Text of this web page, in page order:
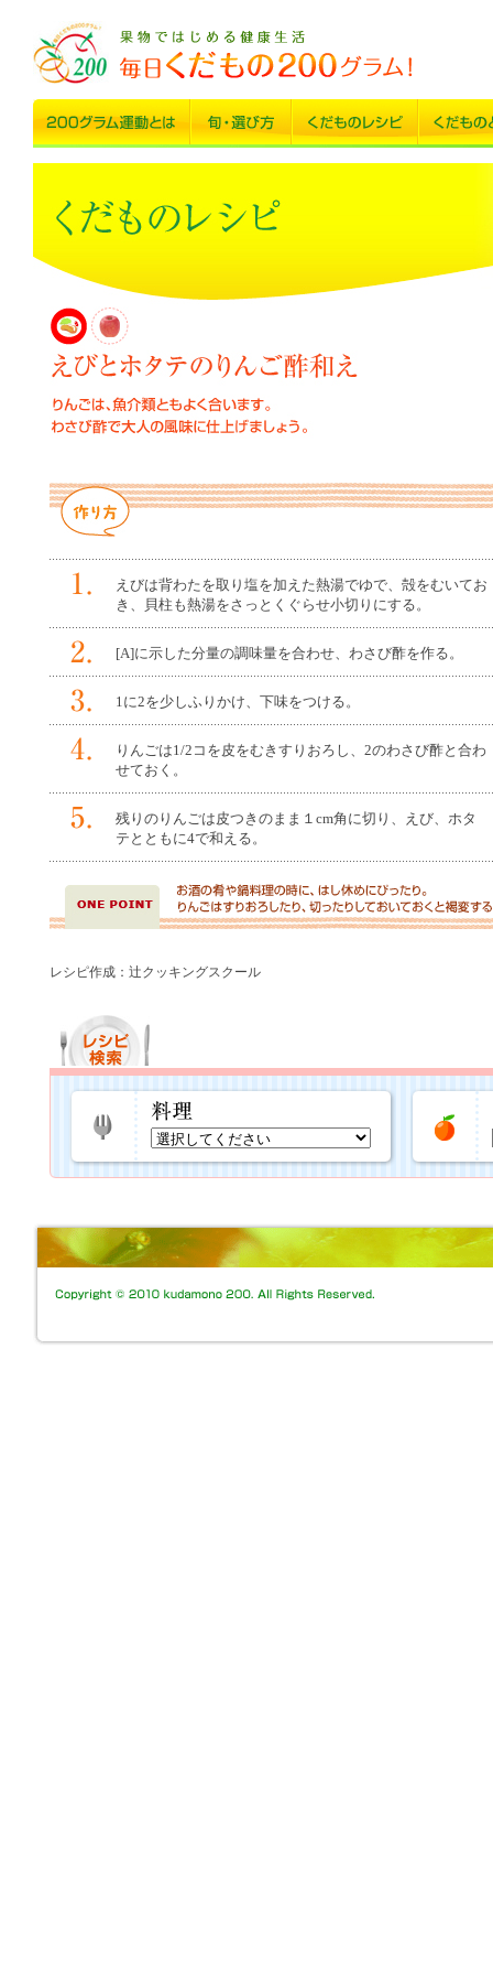
えびは背わたを取り塩を加えた熱湯でゆで、殻をむいてお
き、貝柱も熱湯をさっとくぐらせ小切りにする。
[A]に示した分量の調味量を合わせ、わさび酢を作る。
1に2を少しふりかけ、下味をつける。
りんごは1/2コを皮をむきすりおろし、2のわさび酢と合わ
せておく。
残りのりんごは皮つきのまま１cm角に切り、えび、ホタ
テとともに4で和える。
レシピ作成：辻クッキングスクール